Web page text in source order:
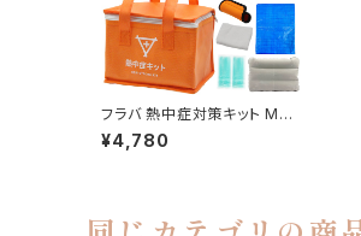
フラバ 熱中症対策キット Mサ
イズ 2026年版【義務化対応】
熱中症対策キット 応急処置マ
英語対応 救護処置セット
¥4,780